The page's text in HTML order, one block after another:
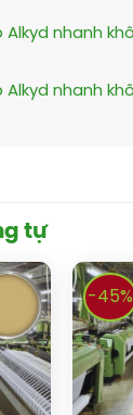
nhanh khô
nhanh khô
tự
-45%